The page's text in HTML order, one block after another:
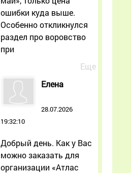
ошибки куда выше.
Особенно откликнулся
раздел про воровство
при
Еще
Елена
28.07.2026
19:32:10
Добрый день. Как у Вас
можно заказать для
организации «Атлас